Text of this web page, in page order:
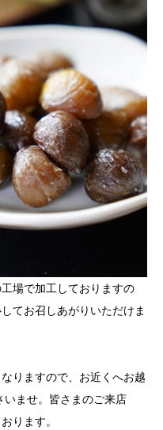
場で加工しておりますの
てお召しあがりいただけま
りますので、お近くへお越
いませ。皆さまのご来店
ります。